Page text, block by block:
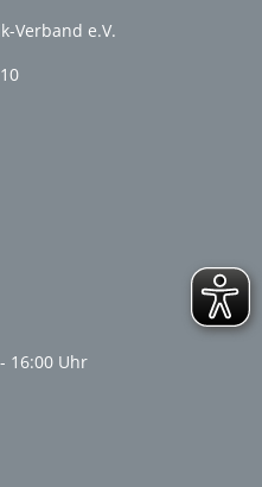
Verband e.V.
16:00 Uhr